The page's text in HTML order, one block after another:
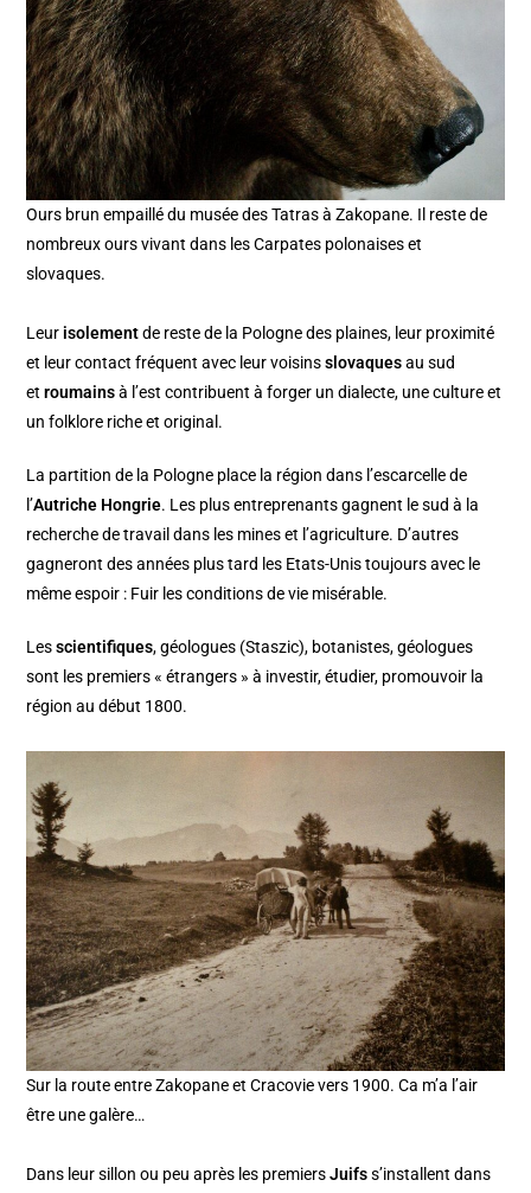
Ours brun empaillé du musée des Tatras à Zakopane. Il reste de
nombreux ours vivant dans les Carpates polonaises et
slovaques.
Leur isolementde reste de la Pologne des plaines, leur proximité
et leur contact fréquent avec leur voisinsslovaquesau sud
etroumainsà l’est contribuent à forger un dialecte, une culture et
un folklore riche et original.
La partition de la Pologne place la région dans l’escarcelle de
l’Autriche Hongrie. Les plus entreprenants gagnent le sud à la
recherche de travail dans les mines et l’agriculture. D’autres
gagneront des années plus tard les Etats-Unis toujours avec le
même espoir : Fuir les conditions de vie misérable.
Lesscientifiques, géologues (Staszic), botanistes, géologues
sont les premiers « étrangers » à investir, étudier, promouvoir la
région au début 1800.
Sur la route entre Zakopane et Cracovie vers 1900. Ca m’a l’air
être une galère…
Dans leur sillon ou peu après les premiersJuifss’installent dans